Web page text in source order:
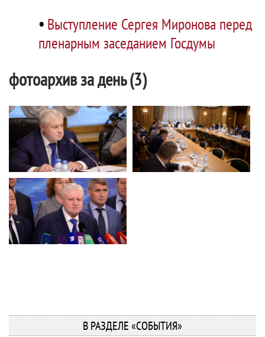
• Выступление Сергея Миронова перед
пленарным заседанием Госдумы
фотоархив за день (3)
В РАЗДЕЛЕ «СОБЫТИЯ»